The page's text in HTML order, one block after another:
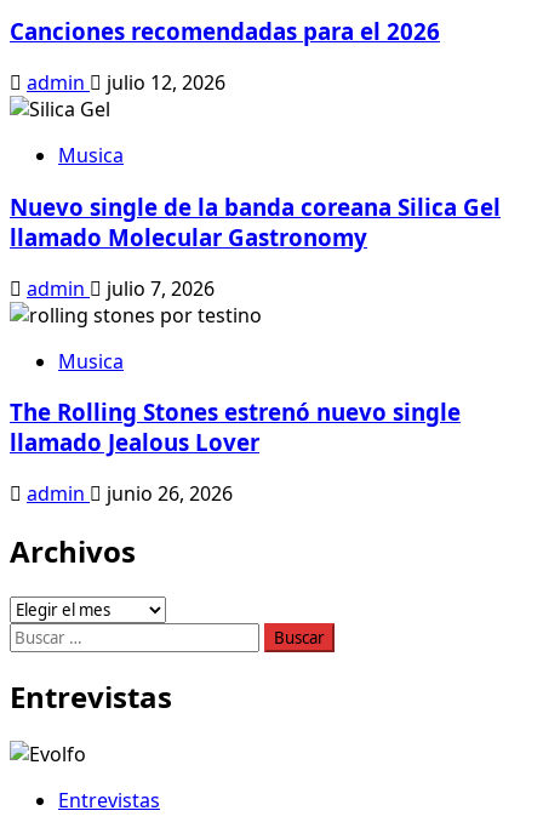
Canciones recomendadas para el 2026
admin julio 12, 2026
Musica
Nuevo single de la banda coreana Silica Gel
llamado Molecular Gastronomy
admin julio 7, 2026
Musica
The Rolling Stones estrenó nuevo single
llamado Jealous Lover
admin junio 26, 2026
Archivos
Archivos
Buscar:
Entrevistas
Entrevistas